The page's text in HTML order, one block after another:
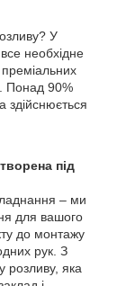
У
необхідне
Понад 90%
здійснюється
під
– ми
для вашого
до монтажу
рук. З
розливу, яка